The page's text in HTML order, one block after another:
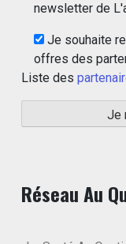
newsletter de
Je souhaite
offres des
Liste des
Réseau Au